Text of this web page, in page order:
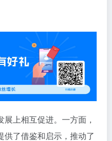
上相互促进。一方面，
供了借鉴和启示，推动了